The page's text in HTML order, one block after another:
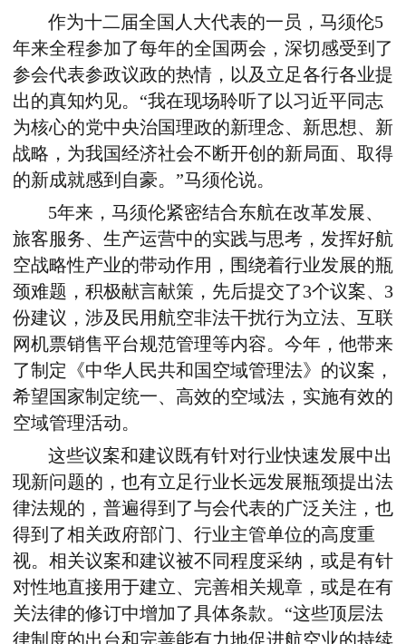
作为十二届全国人大代表的一员，马须伦5
年来全程参加了每年的全国两会，深切感受到了
参会代表参政议政的热情，以及立足各行各业提
出的真知灼见。“我在现场聆听了以习近平同志
为核心的党中央治国理政的新理念、新思想、新
战略，为我国经济社会不断开创的新局面、取得
的新成就感到自豪。”马须伦说。
5年来，马须伦紧密结合东航在改革发展、
旅客服务、生产运营中的实践与思考，发挥好航
空战略性产业的带动作用，围绕着行业发展的瓶
颈难题，积极献言献策，先后提交了3个议案、3
份建议，涉及民用航空非法干扰行为立法、互联
网机票销售平台规范管理等内容。今年，他带来
了制定《中华人民共和国空域管理法》的议案，
希望国家制定统一、高效的空域法，实施有效的
空域管理活动。
这些议案和建议既有针对行业快速发展中出
现新问题的，也有立足行业长远发展瓶颈提出法
律法规的，普遍得到了与会代表的广泛关注，也
得到了相关政府部门、行业主管单位的高度重
视。相关议案和建议被不同程度采纳，或是有针
对性地直接用于建立、完善相关规章，或是在有
关法律的修订中增加了具体条款。“这些顶层法
律制度的出台和完善能有力地促进航空业的持续